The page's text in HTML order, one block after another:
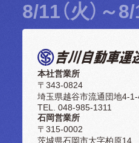
本社営業所
〒343-0824
埼玉県越谷市流通団地4-
TEL. 048-985-1311
石岡営業所
〒315-0002
茨城県石岡市大字柏原14
8/11（火）～8/